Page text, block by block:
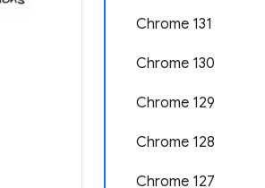
Chrome 131
Chrome 130
Chrome 129
Chrome 128
Chrome 127